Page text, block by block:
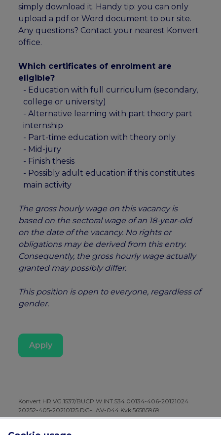
simply download it. Handy tip: you can only
upload a pdf or Word document to our site.
Any questions? Contact your nearest Konvert
office.
Which certificates of enrolment are
eligible?
- Education with full curriculum (secondary,
college or university)
- Alternative learning with part theory part
internship
- Part-time education with theory only
- Mid-jury
- Finish thesis
- Possibly adult education if this constitutes
main activity
The gross hourly wage on this vacancy is
based on the sectoral wage of an 18-year-old
on the date of the vacancy. No rights or
obligations may be derived from this entry.
Consequently, the gross hourly wage actually
granted may possibly differ.
This position is open to everyone, regardless of
gender.
Apply
Konvert HR VG.1537/BUCP W.INT.534 00134-406-20121024
20252-405-20210125 DG-LAV-044 Kvk 56585969